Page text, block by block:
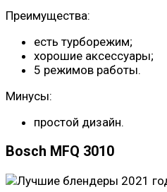
Преимущества:
есть турборежим;
хорошие аксессуары;
5 режимов работы.
Минусы:
простой дизайн.
Bosch MFQ 3010